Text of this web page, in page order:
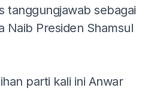
tanggungjawab sebagai
Naib Presiden Shamsul
parti kali ini Anwar